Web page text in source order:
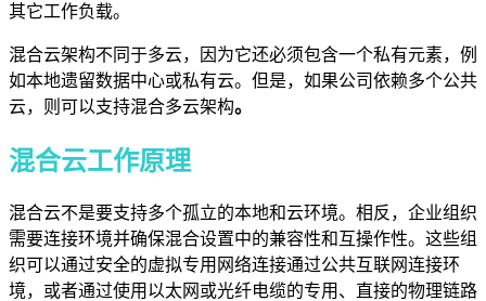
其它工作负载。
混合云架构不同于多云，因为它还必须包含一个私有元素，例
如本地遗留数据中心或私有云。但是，如果公司依赖多个公共
云，则可以支持混合多云架构。
混合云工作原理
混合云不是要支持多个孤立的本地和云环境。相反，企业组织
需要连接环境并确保混合设置中的兼容性和互操作性。 这些组
织可以通过安全的虚拟专用网络连接通过公共互联网连接环
境，或者通过使用以太网或光纤电缆的专用、直接的物理链路